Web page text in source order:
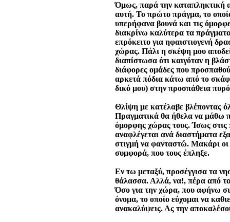
Όμως, παρά την καταπληκτική
αυτή. Το πρώτο πράγμα, το
υπερήφανα βουνά και τις
διακρίνω καλύτερα τα
επρόκειτο για ηφαιστιογενή
χώρας. Πάλι η σκέψη μου
διαπίστωσα ότι καιγόταν η
διάφορες ομάδες που
αρκετά πόδια κάτω από το
δικό μου) στην προσπάθεια
Θλίψη με κατέλαβε βλέποντας
Πραγματικά θα ήθελα να μάθω
όμορφης χώρας τους. Ίσως στις
αναφλέγεται ανά διαστήματα
στιγμή να φανταστώ. Μακάρι οι
συμφορά, που τους έπληξε.
Εν τω μεταξύ, προσέγγισα τα
θάλασσα. Αλλά, να!, πέρα από τα
Όσο για την χώρα, που αφήνω
όνομα, το οποίο εύχομαι να
ανακαλύψεις. Ας την